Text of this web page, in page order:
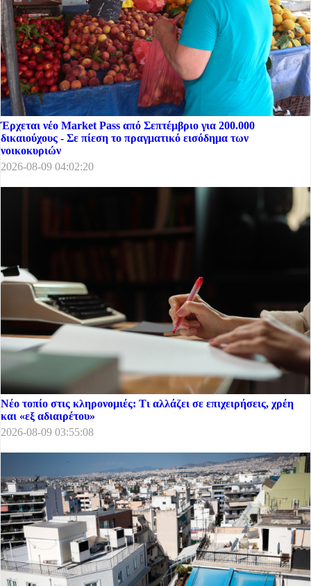
Έρχεται νέο Market Pass από Σεπτέμβριο για 200.000
δικαιούχους - Σε πίεση το πραγματικό εισόδημα των
νοικοκυριών
2026-08-09 04:02:20
Νέο τοπίο στις κληρονομιές: Τι αλλάζει σε επιχειρήσεις, χρέη
και «εξ αδιαιρέτου»
2026-08-09 03:55:08